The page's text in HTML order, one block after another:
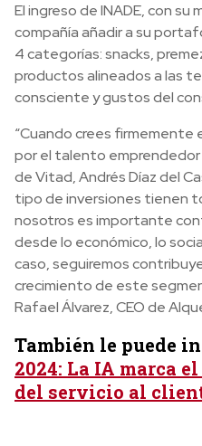
El ingreso de INADE, con su
compañía añadir a su
4 categorías: snacks,
productos alineados a las
consciente y gustos del
“Cuando crees
por el talento
de Vitad, Andrés Díaz del
tipo de inversiones tienen
nosotros es importante
desde lo económico, lo
caso, seguiremos
crecimiento de este
Rafael Álvarez, CEO de
También le puede
2024: La IA marca
del servicio al